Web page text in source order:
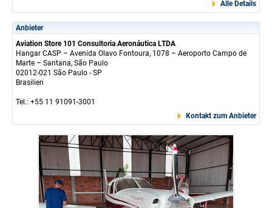
Alle Details
Anbieter
Aviation Store 101 Consultoria Aeronáutica LTDA
Hangar CASP – Avenida Olavo Fontoura, 1078 – Aeroporto Campo de
Marte – Santana, São Paulo
02012-021 São Paulo - SP
Brasilien
Tel.: +55 11 91091-3001
Kontakt zum Anbieter